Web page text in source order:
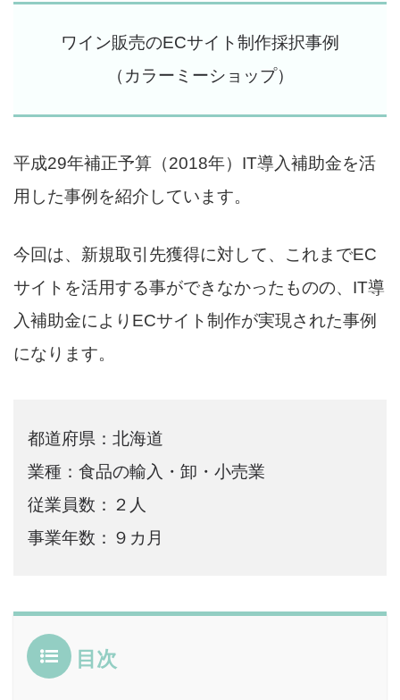
ワイン販売のECサイト制作採択事例
（カラーミーショップ）
平成29年補正予算（2018年）IT導入補助金を活
用した事例を紹介しています。
今回は、新規取引先獲得に対して、これまでEC
サイトを活用する事ができなかったものの、IT導
入補助金によりECサイト制作が実現された事例
になります。
都道府県：北海道
業種：食品の輸入・卸・小売業
従業員数：２人
事業年数：９カ月
目次